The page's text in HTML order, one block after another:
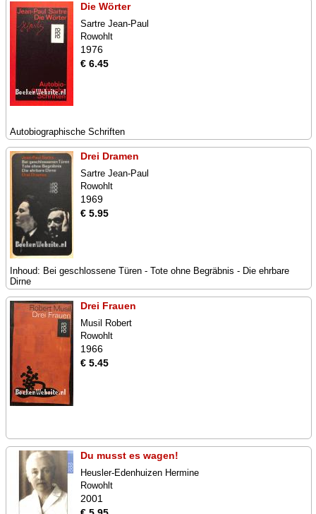
Die Wörter
Sartre Jean-Paul
Rowohlt
1976
€ 6.45
Autobiographische Schriften
Drei Dramen
Sartre Jean-Paul
Rowohlt
1969
€ 5.95
Inhoud: Bei geschlossene Türen - Tote ohne Begräbnis - Die ehrbare
Dirne
Drei Frauen
Musil Robert
Rowohlt
1966
€ 5.45
Du musst es wagen!
Heusler-Edenhuizen Hermine
Rowohlt
2001